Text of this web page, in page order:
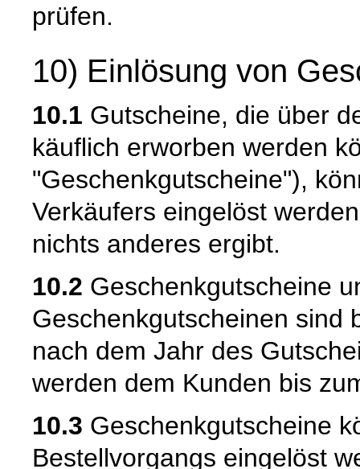
prüfen.
10) Einlösung von
10.1 Gutscheine, die über
käuflich erworben werden
"Geschenkgutscheine"),
Verkäufers eingelöst
nichts anderes ergibt.
10.2 Geschenkgutscheine
Geschenkgutscheinen sind
nach dem Jahr des
werden dem Kunden bis
10.3 Geschenkgutscheine
Bestellvorgangs eingelöst